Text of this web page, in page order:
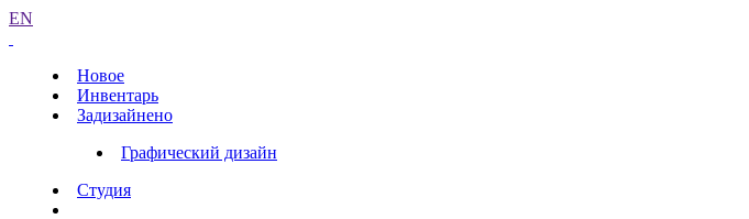
EN
Новое
Инвентарь
Задизайнено
Графический дизайн
Студия